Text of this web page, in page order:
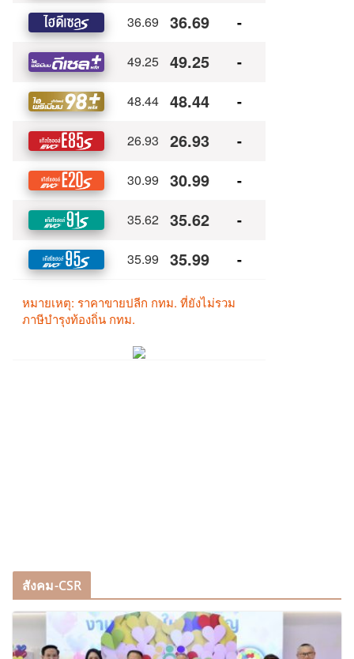
สังคม-CSR